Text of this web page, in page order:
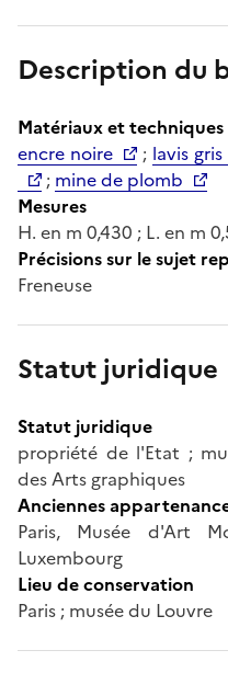
Description du
Matériaux et techniques
encre noire
; lavis gris
; mine de plomb
Mesures
H. en m 0,430 ; L. en m
Précisions sur le sujet
Freneuse
Statut juridique
Statut juridique
propriété de l'Etat ;
des Arts graphiques
Anciennes
Paris, Musée d'Art
Luxembourg
Lieu de conservation
Paris ; musée du Louvre